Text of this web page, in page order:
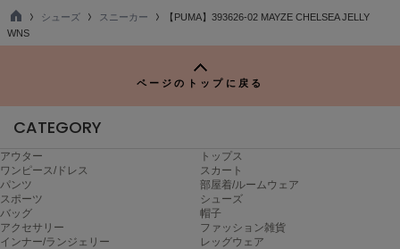
MICHU COQUETTE
ミチュ コケット
miies miim
Mila Owen
ミラオーウェン
MOIGE
TO
P
シューズ スニーカー
【PUMA】393626-02 MAYZE CHELSEA JELLY
WNS
ページのトップに戻る
CATEGORY
アウター
トップス
ワンピース/ドレス
スカート
パンツ
部屋着/ルームウェア
スポーツ
シューズ
バッグ
帽子
アクセサリー
ファッション雑貨
インナー/ランジェリー
レッグウェア